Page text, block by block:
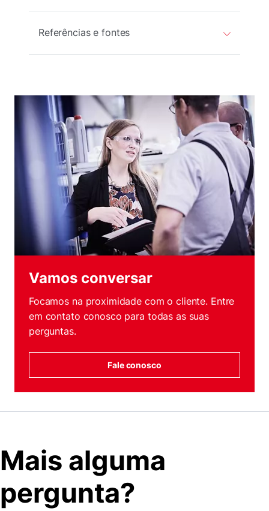
Referências e fontes
Vamos conversar
Focamos na proximidade com o cliente. Entre
em contato conosco para todas as suas
perguntas.
Fale conosco
Mais alguma
pergunta?